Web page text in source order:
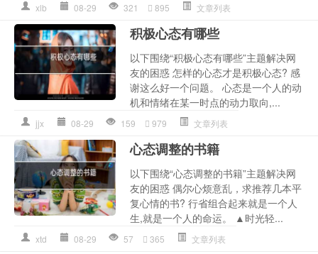
xlb 08-29 321 895 文章列表
积极心态有哪些
以下围绕“积极心态有哪些”主题解决网
友的困惑 怎样的心态才是积极心态? 感
谢这么好一个问题。 心态是一个人的动
机和情绪在某一时点的动力取向,...
jjx 08-29 159 979 文章列表
心态调整的书籍
以下围绕“心态调整的书籍”主题解决网
友的困惑 偶尔心烦意乱，求推荐几本平
复心情的书? 行省组合起来就是一个人
生,就是一个人的命运。 ▲时光轻...
xtd 08-29 57 365 文章列表